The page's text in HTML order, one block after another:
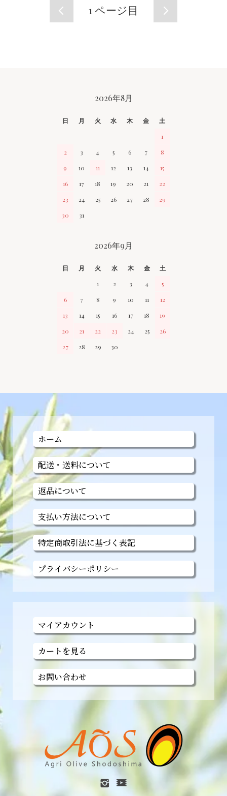
1 ページ目
2026年8月
日 月 火 水 木 金
土
1
2
3 4 5 6 7
8
9
10 11 12 13 14
15
16
17 18 19 20 21
22
23
24 25 26 27 28
29
30
31
2026年9月
日 月 火 水 木 金
土
1
2 3 4
5
6
7 8 9 10 11
12
13
14 15 16 17 18
19
20
21 22 23 24 25
26
27
28 29 30
ホーム
配送・送料について
返品について
支払い方法について
特定商取引法に基づく表記
プライバシーポリシー
マイアカウント
カートを見る
お問い合わせ